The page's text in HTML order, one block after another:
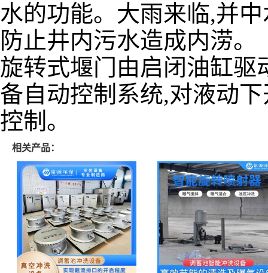
水的功能。大雨来临,并
防止井内污水造成内涝。
旋转式堰门由启闭油缸驱
备自动控制系统,对液动
控制。
相关产品：